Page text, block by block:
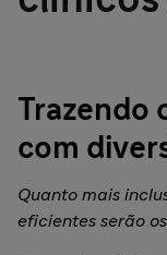
Trazendo
com
Quanto mais
eficientes serão